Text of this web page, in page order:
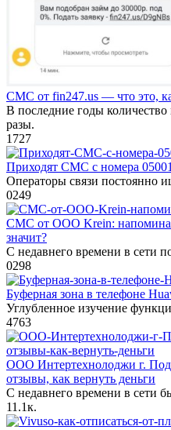
СМС от fin247.us — что это,
В последние годы
разы.
1 727
Приходят СМС с номера
Операторы связи постоянно
0249
СМС от ООО Krein:
значит?
С недавнего времени в сети
0298
Буферная зона в телефоне
Углубленное изучение
4763
ООО Интертехнолоджи г.
отзывы, как вернуть деньги
С недавнего времени в сети
11.1к.